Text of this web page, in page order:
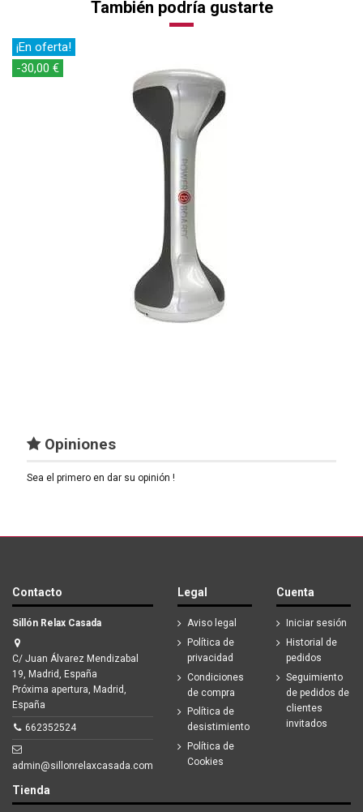
También podría gustarte
¡En oferta!
-30,00 €
ADONIS 2kg.
80,00 € 110,00 €
Opiniones
Sea el primero en dar su opinión !
Contacto
Sillón Relax Casada
C/ Juan Álvarez Mendizabal
19, Madrid, España
Próxima apertura, Madrid,
España
662352524
admin@sillonrelaxcasada.com
Legal
Aviso legal
Política de
privacidad
Condiciones
de compra
Política de
desistimiento
Política de
Cookies
Cuenta
Iniciar sesión
Historial de
pedidos
Seguimiento
de pedidos de
clientes
invitados
Tienda